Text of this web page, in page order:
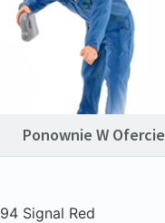
Ponownie W Ofercie
Signal Red